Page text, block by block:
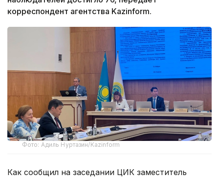
корреспондент агентства Kazinform.
Фото: Адиль Нуртазин/Kazinform
Как сообщил на заседании ЦИК заместитель